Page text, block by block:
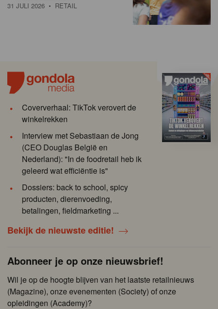
31 JULI 2026 • RETAIL
Coververhaal: TikTok verovert de
winkelrekken
Interview met Sebastiaan de Jong
(CEO Douglas België en
Nederland): "In de foodretail heb ik
geleerd wat efficiëntie is"
Dossiers: back to school, spicy
producten, dierenvoeding,
betalingen, fieldmarketing ...
Bekijk de nieuwste editie!
Abonneer je op onze nieuwsbrief!
Wil je op de hoogte blijven van het laatste retailnieuws
(Magazine), onze evenementen (Society) of onze
opleidingen (Academy)?